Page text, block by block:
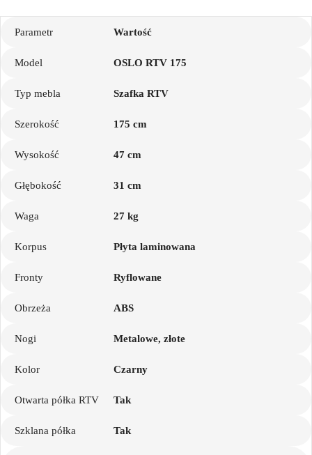
Parametr Wartość
Model OSLO RTV 175
Typ mebla Szafka RTV
Szerokość 175 cm
Wysokość 47 cm
Głębokość 31 cm
Waga 27 kg
Korpus Płyta laminowana
Fronty Ryflowane
Obrzeża ABS
Nogi Metalowe, złote
Kolor Czarny
Otwarta półka RTV Tak
Szklana półka Tak